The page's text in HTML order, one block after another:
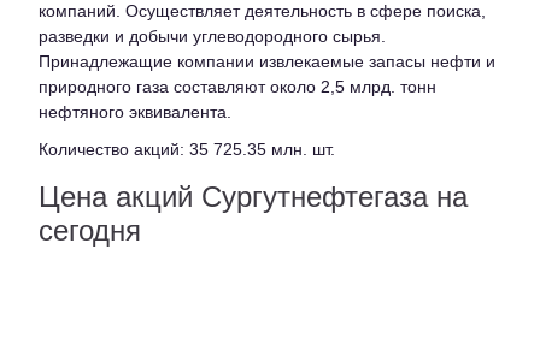
компаний. Осуществляет деятельность в сфере поиска,
разведки и добычи углеводородного сырья.
Принадлежащие компании извлекаемые запасы нефти и
природного газа составляют около 2,5 млрд. тонн
нефтяного эквивалента.
Количество акций: 35 725.35 млн. шт.
Цена акций Сургутнефтегаза на
сегодня